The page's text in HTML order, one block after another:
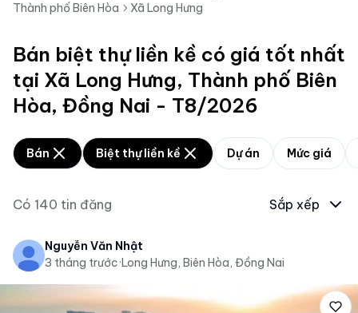
Thành phố Biên Hòa
Xã Long Hưng
Bán biệt thự liền kề có giá tốt nhất
tại Xã Long Hưng, Thành phố Biên
Hòa, Đồng Nai - T8/2026
Bán Biệt thự liền kề Dự án Mức giá
Có 140 tin đăng Sắp xếp
Nguyễn Văn Nhật
3 tháng trước·Long Hưng, Biên Hòa, Đồng Nai